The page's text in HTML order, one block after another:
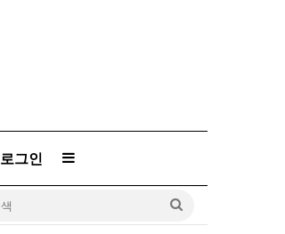
로그인 Sidebar